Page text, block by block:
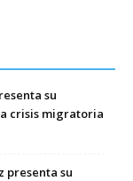
su
crisis migratoria
presenta su